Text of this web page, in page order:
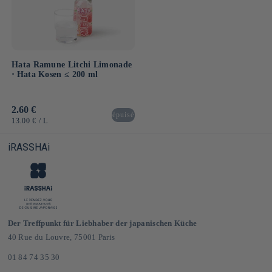
Hata Ramune Litchi Limonade
⋅ Hata Kosen ≤ 200 ml
Normaler
Preis
2.60 €
GRUNDPREIS
13.00 € / PRO
L
épuisé
iRASSHAi
Der Treffpunkt für Liebhaber der japanischen Küche
40 Rue du Louvre, 75001 Paris
01 84 74 35 30